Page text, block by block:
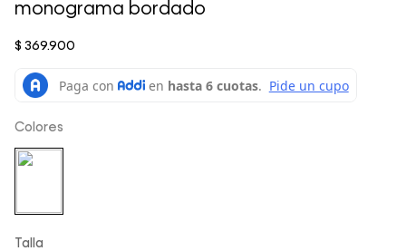
monograma bordado
$ 369.900
Colores
Talla